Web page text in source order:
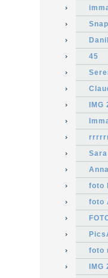
45
foto
foto
foto